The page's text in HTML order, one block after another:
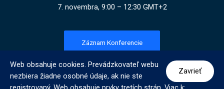
7. novembra, 9:00 – 12:30 GMT+2
Záznam Konferencie
Zavrieť
Web obsahuje cookies. Prevádzkovateľ webu
nezbiera žiadne osobné údaje, ak nie ste